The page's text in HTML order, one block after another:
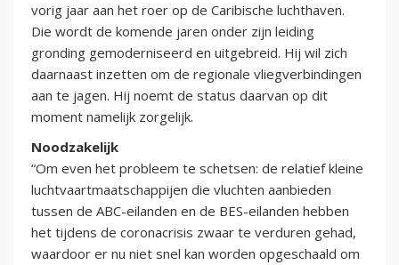
vorig jaar aan het roer op de Caribische luchthaven.
Die wordt de komende jaren onder zijn leiding
gronding gemoderniseerd en uitgebreid. Hij wil zich
daarnaast inzetten om de regionale vliegverbindingen
aan te jagen. Hij noemt de status daarvan op dit
moment namelijk zorgelijk.
Noodzakelijk
“Om even het probleem te schetsen: de relatief kleine
luchtvaartmaatschappijen die vluchten aanbieden
tussen de ABC-eilanden en de BES-eilanden hebben
het tijdens de coronacrisis zwaar te verduren gehad,
waardoor er nu niet snel kan worden opgeschaald om